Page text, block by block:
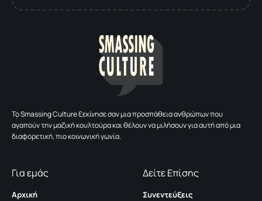
To Smassing Culture ξεκίνησε σαν μια προσπάθεια ανθρώπων που
αγαπούν την μαζική κουλτούρα και θέλουν να μιλήσουν για αυτή από μια
διαφορετική, πιο κοινωνική γωνία.
Για εμάς
Αρχική
Δείτε Επίσης
Συνεντεύξεις